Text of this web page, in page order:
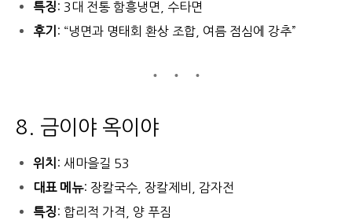
특징: 3대 전통 함흥냉면, 수타면
후기 : “냉면과 명태회 환상 조합, 여름 점심에 강추”
8. 금이야 옥이야
위치 : 새마을길 53
대표 메뉴: 장칼국수, 장칼제비, 감자전
특징: 합리적 가격, 양 푸짐